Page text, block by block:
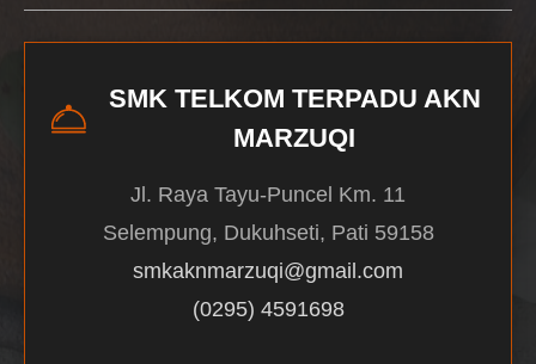
SMK TELKOM TERPADU AKN
MARZUQI
Jl. Raya Tayu-Puncel Km. 11
Selempung, Dukuhseti, Pati 59158
smkaknmarzuqi@gmail.com
(0295) 4591698